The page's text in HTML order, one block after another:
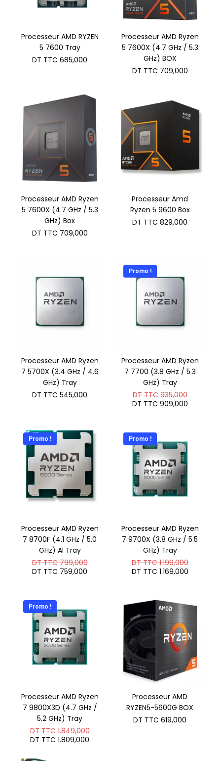
Processeur AMD RYZEN
5 7600 Tray
DT TTC 685,000
Processeur AMD Ryzen
5 7600X (4.7 GHz / 5.3
GHz) BOX
DT TTC 709,000
Processeur AMD Ryzen
5 7600X (4.7 GHz / 5.3
GHz) Box
DT TTC 709,000
Processeur Amd
Ryzen 5 9600 Box
DT TTC 829,000
Processeur AMD Ryzen
7 5700X (3.4 GHz / 4.6
GHz) Tray
DT TTC 545,000
Promo !
Processeur AMD Ryzen
7 7700 (3.8 GHz / 5.3
GHz) Tray
DT TTC935,000Le
prix
initial
DT TTC 909,000Le
TTC
Promo !
Processeur AMD Ryzen
7 8700F (4.1 GHz / 5.0
GHz) AI Tray
DT TTC799,000Le
TTC 799,000.
DT TTC 759,000
TTC 759,000.
Promo !
Processeur AMD Ryzen
7 9700X (3.8 GHz / 5.5
GHz) Tray
DT TTC1.199,000Le
prix
DT TTC 1.169,000Le
DT
Promo !
Processeur AMD Ryzen
7 9800X3D (4.7 GHz /
5.2 GHz) Tray
DT TTC1.849,000Le
DT TTC 1.809,000
Processeur AMD
RYZEN5-5600G BOX
DT TTC 619,000